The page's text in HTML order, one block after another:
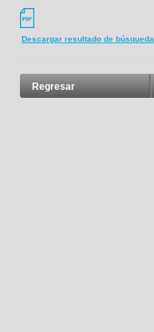
Descargar resultado de búsqueda
Regresar